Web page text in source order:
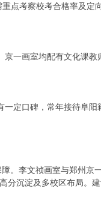
点考察校考合格率及定
一画室均配有文化课教
定口碑，常年接待阜
。李文祯画室与郑州京
分沉淀及多校区布局。